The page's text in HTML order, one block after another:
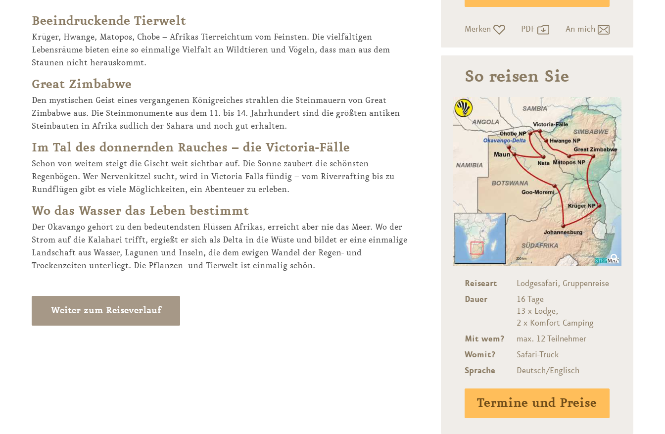
Beeindruckende Tierwelt
Krüger, Hwange, Matopos, Chobe – Afrikas Tierreichtum vom Feinsten. Die vielfältigen
Lebensräume bieten eine so einmalige Vielfalt an Wildtieren und Vögeln, dass man aus dem
Staunen nicht herauskommt.
Great Zimbabwe
Den mystischen Geist eines vergangenen Königreiches strahlen die Steinmauern von Great
Zimbabwe aus. Die Steinmonumente aus dem 11. bis 14. Jahrhundert sind die größten antiken
Steinbauten in Afrika südlich der Sahara und noch gut erhalten.
Im Tal des donnernden Rauches – die Victoria-Fälle
Schon von weitem steigt die Gischt weit sichtbar auf. Die Sonne zaubert die schönsten
Regenbögen. Wer Nervenkitzel sucht, wird in Victoria Falls fündig – vom Riverrafting bis zu
Rundflügen gibt es viele Möglichkeiten, ein Abenteuer zu erleben.
Wo das Wasser das Leben bestimmt
Der Okavango gehört zu den bedeutendsten Flüssen Afrikas, erreicht aber nie das Meer. Wo der
Strom auf die Kalahari trifft, ergießt er sich als Delta in die Wüste und bildet er eine einmalige
Landschaft aus Wasser, Lagunen und Inseln, die dem ewigen Wandel der Regen- und
Trockenzeiten unterliegt. Die Pflanzen- und Tierwelt ist einmalig schön.
Weiter zum Reiseverlauf
Merken PDF An mich
So reisen Sie
Reiseart
Lodgesafari, Gruppenreise
Dauer
16 Tage
13 x Lodge,
2 x Komfort Camping
Mit wem?
max. 12 Teilnehmer
Womit?
Safari-Truck
Sprache
Deutsch/Englisch
Termine und Preise